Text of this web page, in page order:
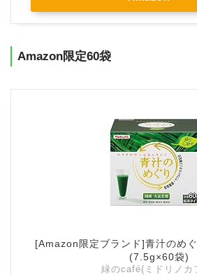
Amazon限定60袋
[Amazon限定ブランド]青汁のめ
(7.5g×60袋)
緑のcafé(ミドリノカ